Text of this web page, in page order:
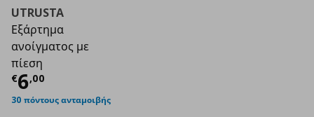
UTRUSTA
Εξάρτημα
ανοίγματος με
πίεση
€6,00
Τρέχουσα τιμή
30 πόντους ανταμοιβής